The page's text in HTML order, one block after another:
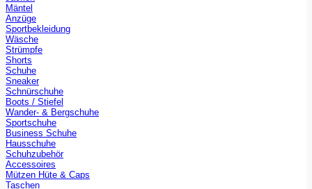
Mäntel
Anzüge
Sportbekleidung
Wäsche
Strümpfe
Shorts
Schuhe
Sneaker
Schnürschuhe
Boots / Stiefel
Wander- & Bergschuhe
Sportschuhe
Business Schuhe
Hausschuhe
Schuhzubehör
Accessoires
Mützen Hüte & Caps
Taschen